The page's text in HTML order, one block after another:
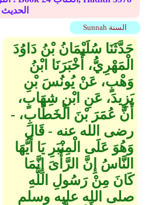
الحديث
Sunnah السنة
حَدَّثَنَا سُلَيْمَانُ بْنُ دَاوُدَ
الْمَهْرِيُّ، أَخْبَرَنَا ابْنُ
وَهْبٍ، عَنْ يُونُسَ بْنِ
يَزِيدَ، عَنِ ابْنِ شِهَابٍ،
أَنَّ عُمَرَ بْنَ الْخَطَّابِ، -
رضى الله عنه - قَالَ
وَهُوَ عَلَى الْمِنْبَرِ يَا أَيُّهَا
النَّاسُ إِنَّ الرَّأْىَ إِنَّمَا
كَانَ مِنْ رَسُولِ اللَّهِ
صلى الله عليه وسلم